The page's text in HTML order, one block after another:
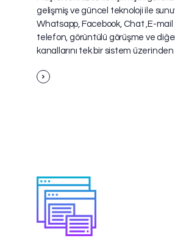
gelişmiş ve güncel teknoloji ile
Whatsapp, Facebook, Chat ,E-mail
telefon, görüntülü görüşme ve
kanallarını tek bir sistem